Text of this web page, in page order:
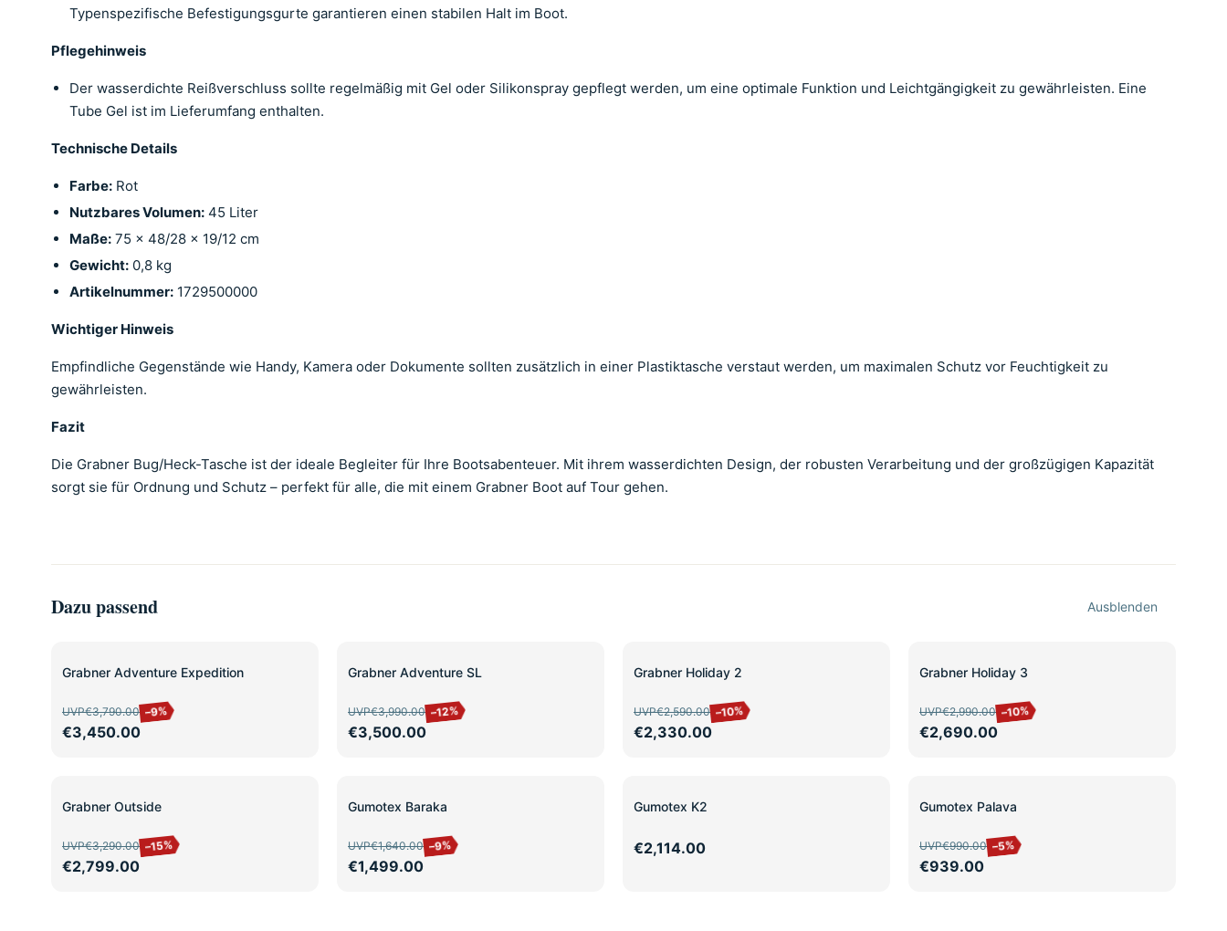
Typenspezifische Befestigungsgurte garantieren einen stabilen Halt im Boot.
Pflegehinweis
Der wasserdichte Reißverschluss sollte regelmäßig mit Gel oder Silikonspray gepflegt werden, um eine optimale Funktion und Leichtgängigkeit zu gewährleisten. Eine
Tube Gel ist im Lieferumfang enthalten.
Technische Details
Farbe: Rot
Nutzbares Volumen: 45 Liter
Maße: 75 x 48/28 x 19/12 cm
Gewicht: 0,8 kg
Artikelnummer: 1729500000
Wichtiger Hinweis
Empfindliche Gegenstände wie Handy, Kamera oder Dokumente sollten zusätzlich in einer Plastiktasche verstaut werden, um maximalen Schutz vor Feuchtigkeit zu
gewährleisten.
Fazit
Die Grabner Bug/Heck-Tasche ist der ideale Begleiter für Ihre Bootsabenteuer. Mit ihrem wasserdichten Design, der robusten Verarbeitung und der großzügigen Kapazität
sorgt sie für Ordnung und Schutz – perfekt für alle, die mit einem Grabner Boot auf Tour gehen.
Dazu passend Ausblenden
SALE
Grabner Adventure Expedition
UVP€3,790.00 –9%
€3,450.00
SALE
Grabner Adventure SL
UVP€3,990.00 –12%
€3,500.00
SALE
Grabner Holiday 2
UVP€2,590.00 –10%
€2,330.00
SALE
Grabner Holiday 3
UVP€2,990.00 –10%
€2,690.00
SALE
Grabner Outside
UVP€3,290.00 –15%
€2,799.00
SALE
Gumotex Baraka
UVP€1,640.00 –9%
€1,499.00
Gumotex K2
€2,114.00
SALE
Gumotex Palava
UVP€990.00 –5%
€939.00